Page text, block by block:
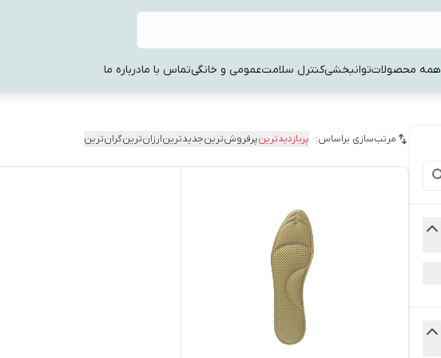
همه محصولاتتوانبخشیکنترل سلامتعمومی و خانگیتماس با مادرباره ما
مرتب‌سازی براساس: پربازدیدترینپرفروش‌ترینجدیدترینارزان‌ترینگران‌ترین